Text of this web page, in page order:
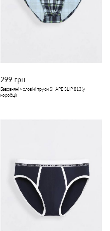
299 грн
Бавовняні чоловічі труси SHAPE SLIP 813 (у
коробці)